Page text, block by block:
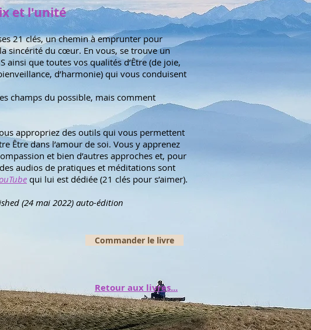
et l'unité
21 clés, un chemin à emprunter pour
sincérité du cœur. En vous, se trouve un
ainsi que toutes vos qualités d’Être (de joie,
d’harmonie) qui vous conduisent
champs du possible, mais comment
appropriez des outils qui vous permettent
Être dans l’amour de soi. Vous y apprenez
et bien d’autres approches et, pour
audios de pratiques et méditations sont
qui lui est dédiée (21 clés pour s’aimer).
(24 mai 2022) auto-édition
Commander le livre
Retour aux livres...